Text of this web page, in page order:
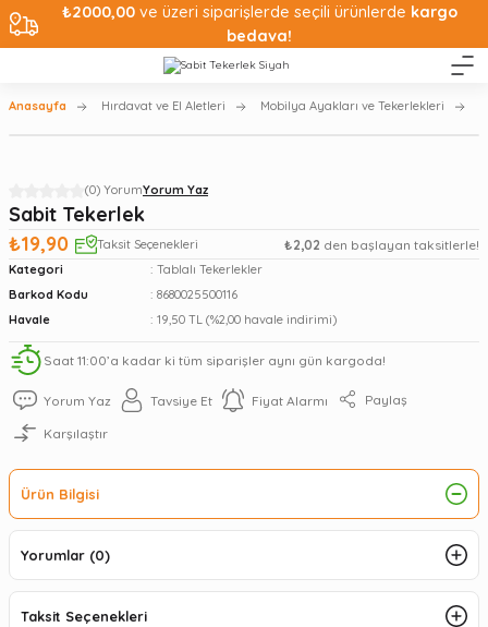
₺2000,00ve üzeri siparişlerde seçili ürünlerde kargo
bedava!
Anasayfa Hırdavat ve El Aletleri Mobilya Ayakları ve Tekerlekleri
(0) YorumYorum Yaz
Sabit Tekerlek
₺19,90
Taksit Seçenekleri ₺2,02 den başlayan taksitlerle!
Kategori
Tablalı Tekerlekler
Barkod Kodu
8680025500116
Havale
19,50 TL (%2,00 havale indirimi)
Saat 11:00’a kadar ki tüm siparişler aynı gün kargoda!
Yorum Yaz Tavsiye Et Fiyat Alarmı Paylaş
Karşılaştır
Ürün Bilgisi
Yorumlar (0)
Taksit Seçenekleri